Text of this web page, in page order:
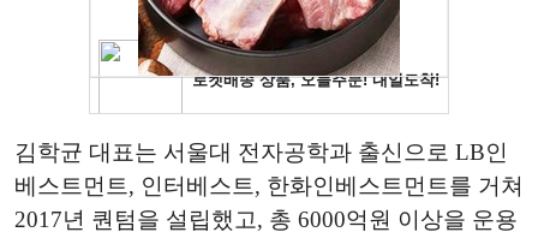
김학균 대표는 서울대 전자공학과 출신으로 LB인
베스트먼트, 인터베스트, 한화인베스트먼트를 거쳐
2017년 퀀텀을 설립했고, 총 6000억원 이상을 운용